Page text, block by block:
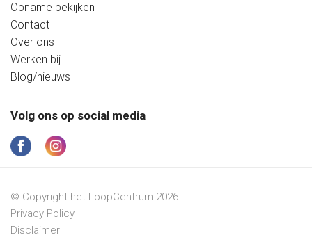
Opname bekijken
Contact
Over ons
Werken bij
Blog/nieuws
Volg ons op social media
© Copyright het LoopCentrum 2026
Privacy Policy
Disclaimer